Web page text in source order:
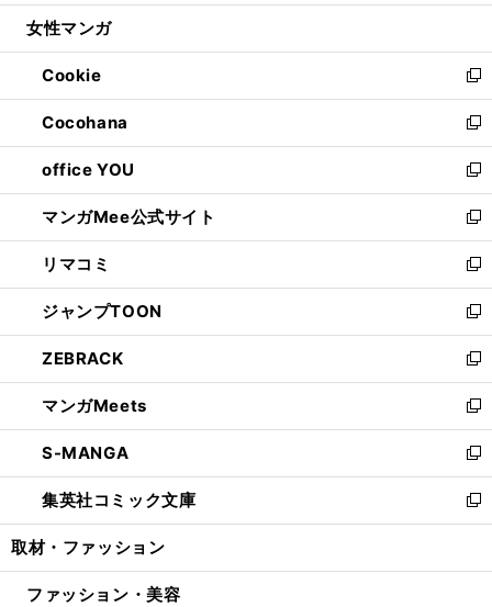
開
ウ
開
く
ン
ウ
で
開
く
ウ
ン
ド
ウ
で
開
く
し
ウ
ィ
ン
ド
ウ
で
開
く
女性マンガ
Cookie
新
し
い
ウ
ィ
ン
ド
ウ
で
開
く
Cocohana
新
し
い
ウ
ィ
ン
ド
ウ
で
開
く
office YOU
新
し
い
ウ
ィ
ン
ド
ウ
で
開
く
マンガMee公式サイト
新
し
い
ウ
ィ
ン
ド
ウ
で
開
く
リマコミ
新
し
い
ウ
ィ
ン
ド
ウ
で
開
く
ジャンプTOON
新
し
い
ウ
ィ
ン
ド
ウ
で
開
ZEBRACK
新
し
い
ウ
ィ
ン
ド
ウ
開
マンガMeets
新
し
い
ウ
ィ
ン
ウ
S-MANGA
新
し
い
ウ
ン
集英社コミック文庫
新
し
ウ
取材・ファッション
ファッション・美容